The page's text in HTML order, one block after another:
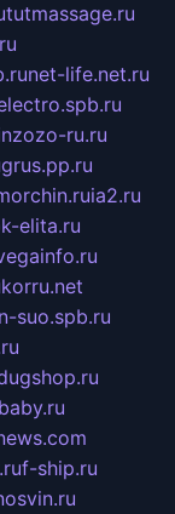
tutmassage.ru
net-life.net.ru
ru.ru
ia2.ru
elita.ru
korru.net
suo.spb.ru
f-ship.ru